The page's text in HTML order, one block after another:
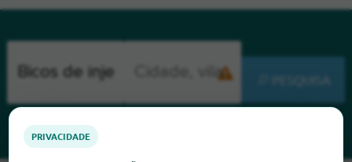
PESQUISA
PRIVACIDADE